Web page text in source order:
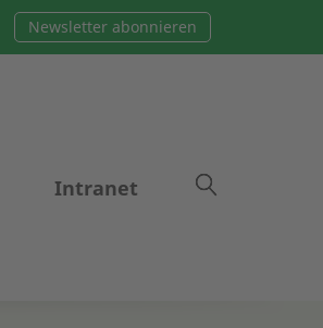
Newsletter abonnieren
Intranet